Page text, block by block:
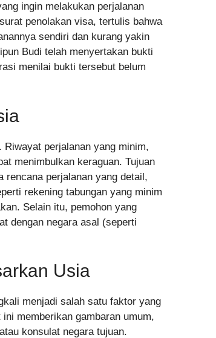
ingin melakukan perjalanan
penolakan visa, tertulis bahwa
sendiri dan kurang yakin
Budi telah menyertakan bukti
menilai bukti tersebut belum
perjalanan yang minim,
menimbulkan keraguan. Tujuan
rencana perjalanan yang detail,
rekening tabungan yang minim
Selain itu, pemohon yang
dengan negara asal (seperti
Usia
menjadi salah satu faktor yang
memberikan gambaran umum,
konsulat negara tujuan.